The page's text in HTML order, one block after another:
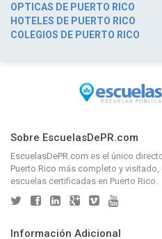
OPTICAS DE PUERTO RICO
HOTELES DE PUERTO RICO
COLEGIOS DE PUERTO RICO
Sobre EscuelasDePR.com
EscuelasDePR.com es el único
Puerto Rico más completo y
escuelas certificadas en Puerto Rico.
Información Adicional